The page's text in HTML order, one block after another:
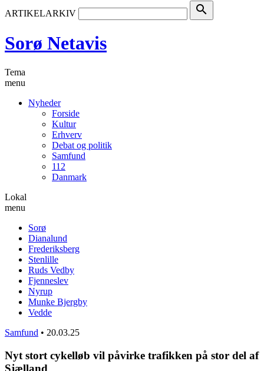
ARTIKELARKIV search
Sorø Netavis
Tema
menu
Nyheder
Forside
Kultur
Erhverv
Debat og politik
Samfund
112
Danmark
Lokal
menu
Sorø
Dianalund
Frederiksberg
Stenlille
Ruds Vedby
Fjenneslev
Nyrup
Munke Bjergby
Vedde
Samfund • 20.03.25
Nyt stort cykelløb vil påvirke trafikken på stor del af
Sjælland